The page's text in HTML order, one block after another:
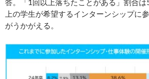
上の学生が希望するインターンシップに
がうかがえる。